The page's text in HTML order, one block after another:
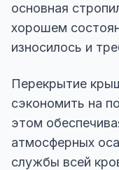
основная
хорошем
износилось и
Перекрытие
сэкономить на
этом
атмосферных
службы всей